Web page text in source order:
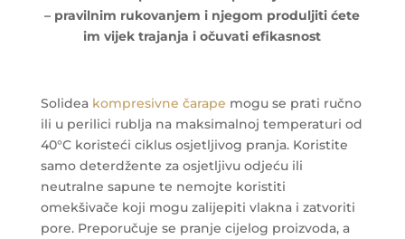
– pravilnim rukovanjem i njegom produljiti ćete
im vijek trajanja i očuvati efikasnost
Solidea kompresivne čarape mogu se prati ručno
ili u perilici rublja na maksimalnoj temperaturi od
40°C koristeći ciklus osjetljivog pranja. Koristite
samo deterdžente za osjetljivu odjeću ili
neutralne sapune te nemojte koristiti
omekšivače koji mogu zalijepiti vlakna i zatvoriti
pore. Preporučuje se pranje cijelog proizvoda, a